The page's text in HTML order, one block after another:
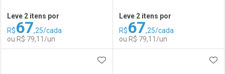
Comprar sem Desconto
Por R$ 84,99/cada
Comprar sem Desconto
Por R$ 84,99/cada
Comprar sem Desconto
Por R$ 105,38/cada
Comprar sem Desconto
Por R$ 105,38/cada
Leve 2 itens por
R$67,25/cada
ou R$ 79,11/un
Leve 2 itens por
R$67,25/cada
ou R$ 79,11/un
ADICIONAR AOS FAVORITOS